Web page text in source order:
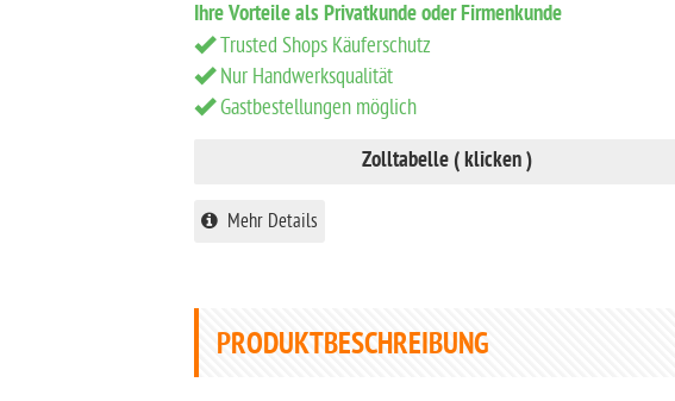
Ihre Vorteile als Privatkunde oder Firmenkunde
Trusted Shops Käuferschutz
Nur Handwerksqualität
Gastbestellungen möglich
Zolltabelle ( klicken )
Mehr Details
PRODUKTBESCHREIBUNG